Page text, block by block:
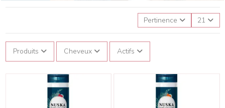
Pertinence 21
Produits Cheveux Actifs